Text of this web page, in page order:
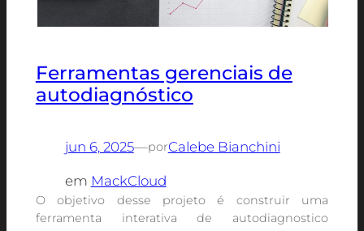
Ferramentas gerenciais de
autodiagnóstico
jun 6, 2025—porCalebe Bianchini
em MackCloud
O objetivo desse projeto é construir uma
ferramenta interativa de autodiagnostico